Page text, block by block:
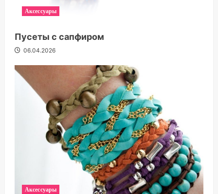
Аксессуары
Пусеты с сапфиром
06.04.2026
Аксессуары